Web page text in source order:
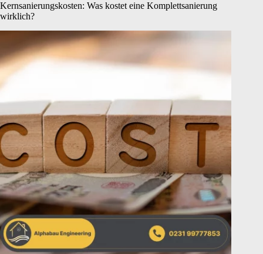
Kernsanierungskosten: Was kostet eine Komplettsanierung
wirklich?